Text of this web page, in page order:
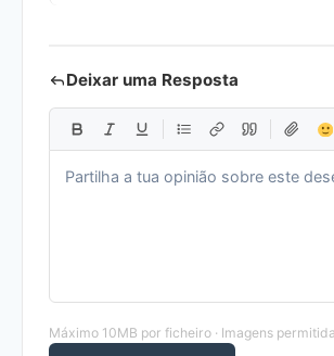
Deixar uma Resposta
Máximo 10MB por ficheiro · Imagens